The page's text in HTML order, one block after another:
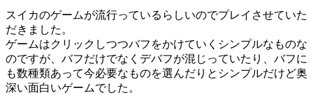
スイカのゲームが流行っているらしいのでプレイさせていた
だきました。
ゲームはクリックしつつバフをかけていくシンプルなものな
のですが、バフだけでなくデバフが混じっていたり、バフに
も数種類あって今必要なものを選んだりとシンプルだけど奥
深い面白いゲームでした。